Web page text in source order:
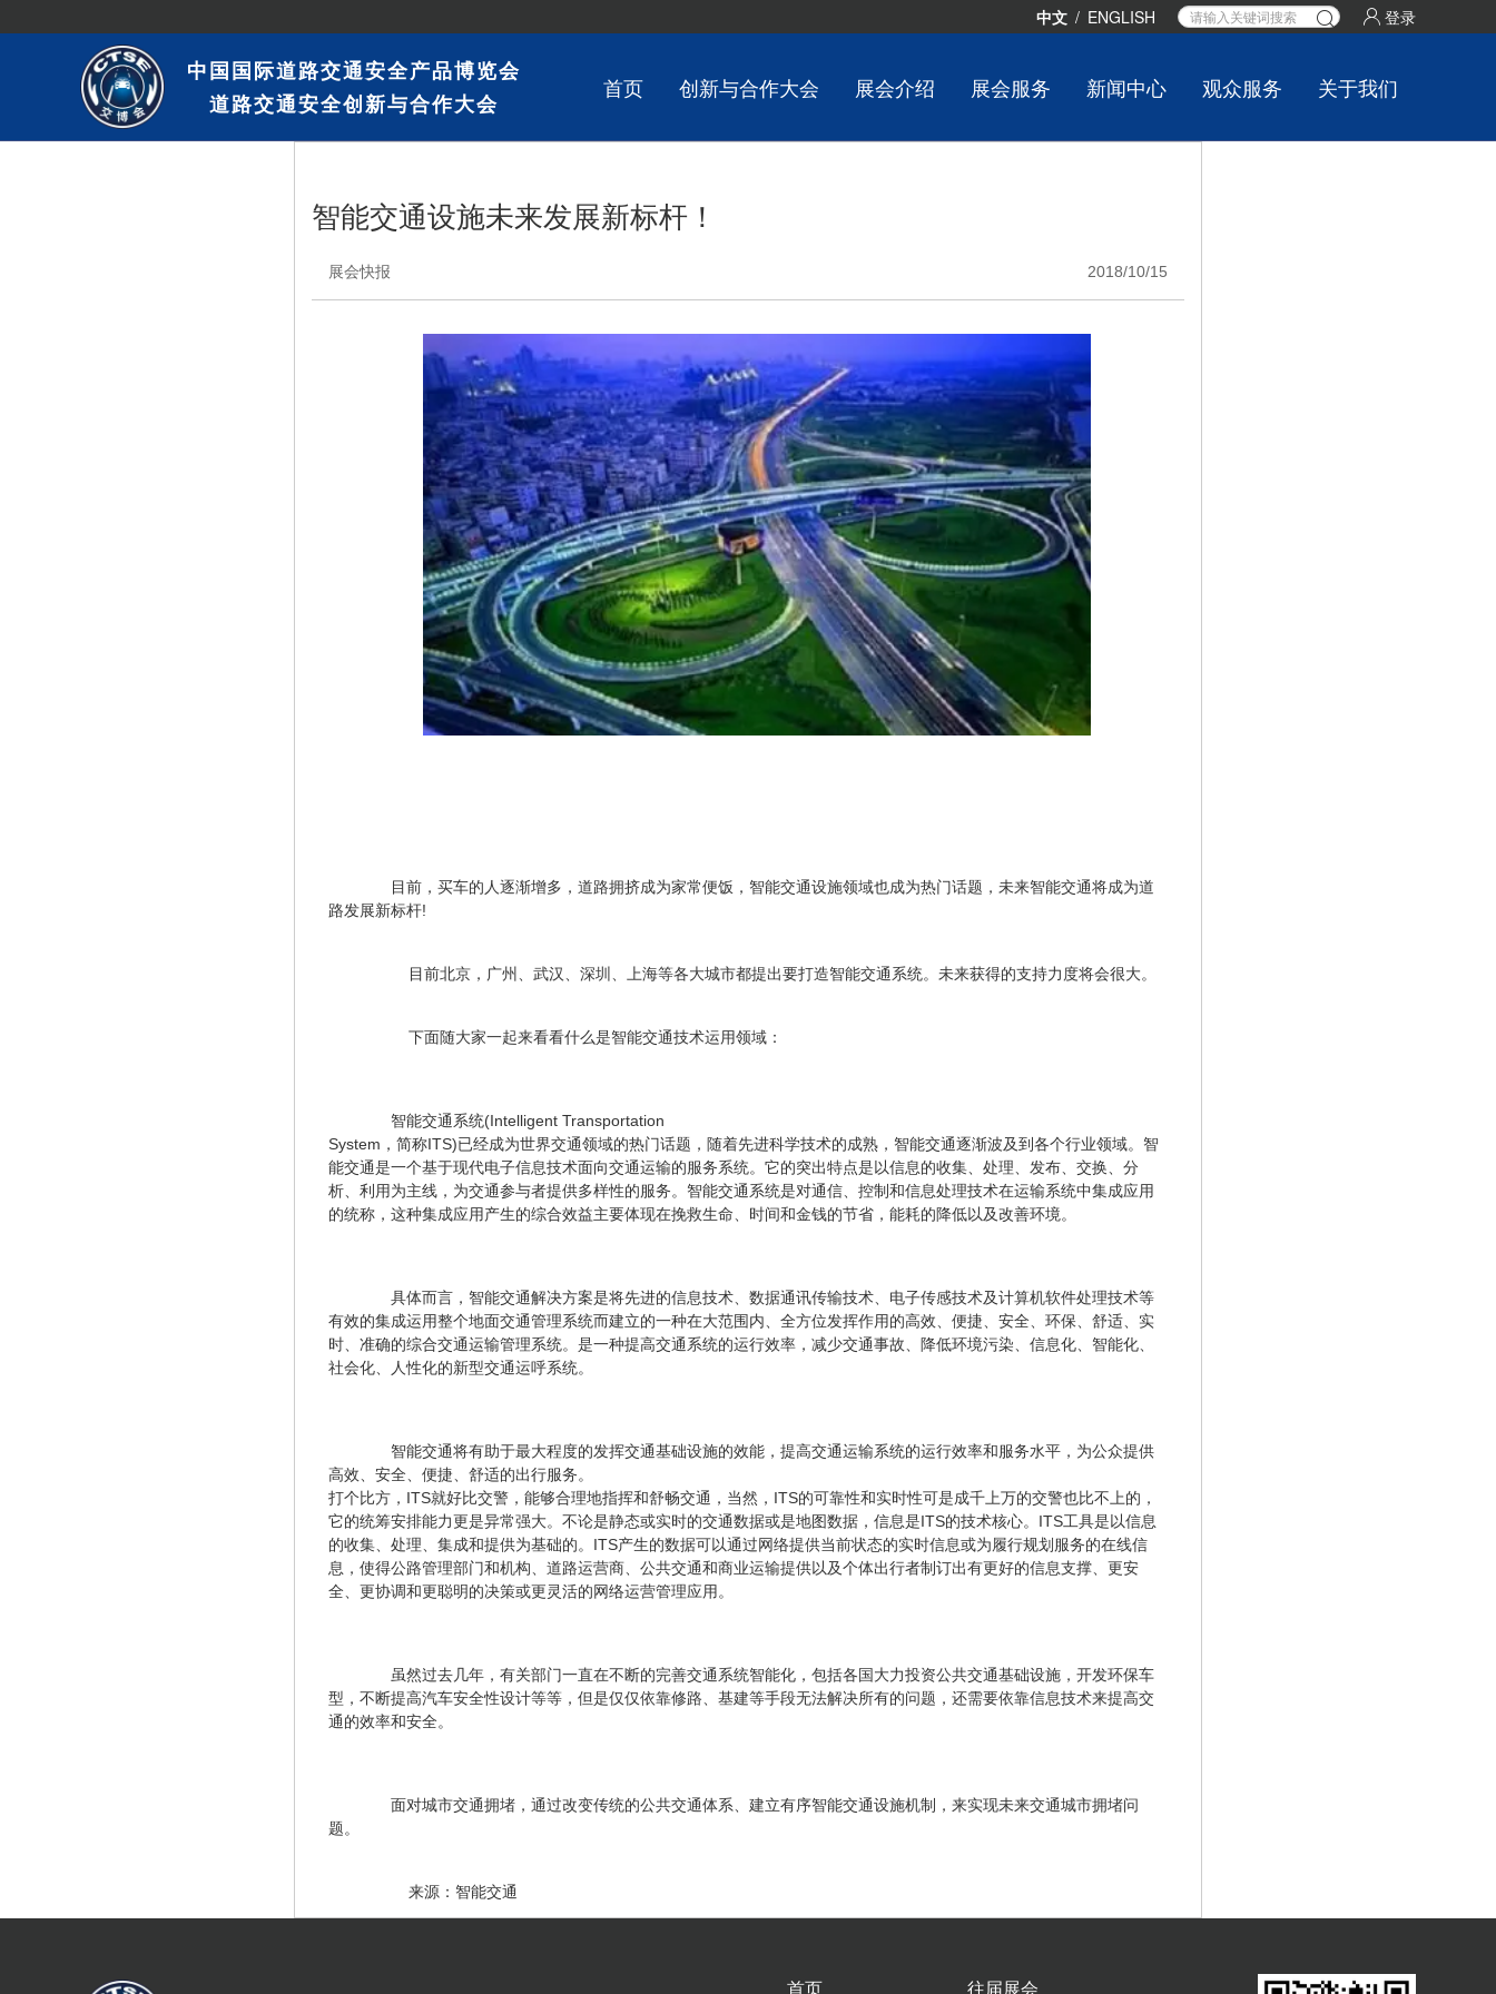
中文 / ENGLISH 登录
中国国际道路交通安全产品博览会
道路交通安全创新与合作大会
首页 创新与合作大会 展会介绍 展会服务 新闻中心 观众服务 关于我们
智能交通设施未来发展新标杆！
展会快报 2018/10/15
目前，买车的人逐渐增多，道路拥挤成为家常便饭，智能交通设施领域也成为热门话题，未来智能交通将成为道
路发展新标杆!
目前北京，广州、武汉、深圳、上海等各大城市都提出要打造智能交通系统。未来获得的支持力度将会很大。
下面随大家一起来看看什么是智能交通技术运用领域：
智能交通系统(Intelligent Transportation
System，简称ITS)已经成为世界交通领域的热门话题，随着先进科学技术的成熟，智能交通逐渐波及到各个行业领域。智
能交通是一个基于现代电子信息技术面向交通运输的服务系统。它的突出特点是以信息的收集、处理、发布、交换、分
析、利用为主线，为交通参与者提供多样性的服务。智能交通系统是对通信、控制和信息处理技术在运输系统中集成应用
的统称，这种集成应用产生的综合效益主要体现在挽救生命、时间和金钱的节省，能耗的降低以及改善环境。
具体而言，智能交通解决方案是将先进的信息技术、数据通讯传输技术、电子传感技术及计算机软件处理技术等
有效的集成运用整个地面交通管理系统而建立的一种在大范围内、全方位发挥作用的高效、便捷、安全、环保、舒适、实
时、准确的综合交通运输管理系统。是一种提高交通系统的运行效率，减少交通事故、降低环境污染、信息化、智能化、
社会化、人性化的新型交通运呼系统。
智能交通将有助于最大程度的发挥交通基础设施的效能，提高交通运输系统的运行效率和服务水平，为公众提供
高效、安全、便捷、舒适的出行服务。
打个比方，ITS就好比交警，能够合理地指挥和舒畅交通，当然，ITS的可靠性和实时性可是成千上万的交警也比不上的，
它的统筹安排能力更是异常强大。不论是静态或实时的交通数据或是地图数据，信息是ITS的技术核心。ITS工具是以信息
的收集、处理、集成和提供为基础的。ITS产生的数据可以通过网络提供当前状态的实时信息或为履行规划服务的在线信
息，使得公路管理部门和机构、道路运营商、公共交通和商业运输提供以及个体出行者制订出有更好的信息支撑、更安
全、更协调和更聪明的决策或更灵活的网络运营管理应用。
虽然过去几年，有关部门一直在不断的完善交通系统智能化，包括各国大力投资公共交通基础设施，开发环保车
型，不断提高汽车安全性设计等等，但是仅仅依靠修路、基建等手段无法解决所有的问题，还需要依靠信息技术来提高交
通的效率和安全。
面对城市交通拥堵，通过改变传统的公共交通体系、建立有序智能交通设施机制，来实现未来交通城市拥堵问
题。
来源：智能交通
首页 往届展会